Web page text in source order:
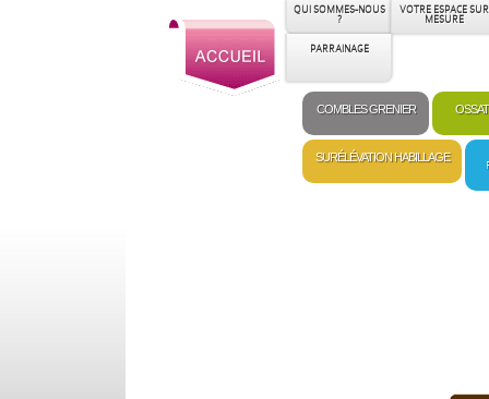
QUI SOMMES-NOUS
?
VOTRE ESPACE SUR
MESURE
PARRAINAGE
COMBLES GRENIER
SURÉLÉVATION HABILLAGE